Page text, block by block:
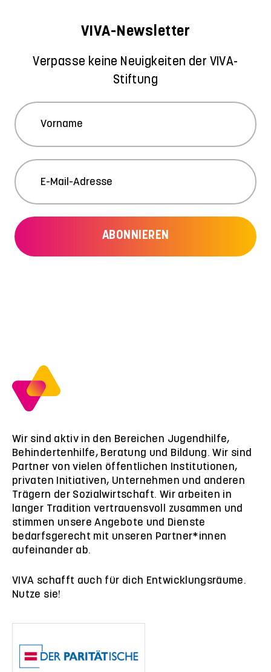
VIVA-Newsletter
Verpasse keine Neuigkeiten der VIVA-
Stiftung
ABONNIEREN
Wir sind aktiv in den Bereichen Jugendhilfe,
Behindertenhilfe, Beratung und Bildung. Wir sind
Partner von vielen öffentlichen Institutionen,
privaten Initiativen, Unternehmen und anderen
Trägern der Sozialwirtschaft. Wir arbeiten in
langer Tradition vertrauensvoll zusammen und
stimmen unsere Angebote und Dienste
bedarfsgerecht mit unseren Partner*innen
aufeinander ab.
VIVA schafft auch für dich Entwicklungsräume.
Nutze sie!